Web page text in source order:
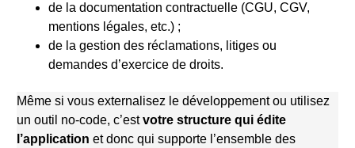
de la documentation contractuelle (CGU, CGV,
mentions légales, etc.) ;
de la gestion des réclamations, litiges ou
demandes d’exercice de droits.
Même si vous externalisez le développement ou utilisez
un outil no-code, c’estvotre structure qui édite
l’application et donc qui supporte l’ensemble des